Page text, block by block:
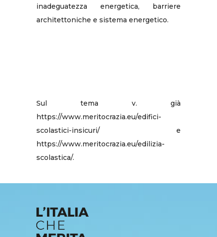
inadeguatezza energetica, barriere
architettoniche e sistema energetico.
Sul tema v. già
https://www.meritocrazia.eu/edifici-
scolastici-insicuri/ e
https://www.meritocrazia.eu/edilizia-
scolastica/.